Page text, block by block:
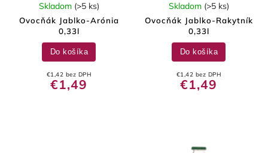
Ovocňák Jablko-Arónia
0,33l
Skladom (>5 ks)
€1,42 bez DPH
€1,49
Do košíka
Ovocňák Jablko-Rakytník
0,33l
Skladom (>5 ks)
€1,42 bez DPH
€1,49
Do košíka